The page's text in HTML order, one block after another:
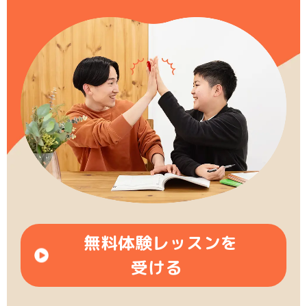
無料体験レッスンを
受ける